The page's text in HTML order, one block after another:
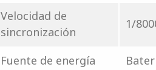
Velocidad de
sincronización
1/
Fuente de energía